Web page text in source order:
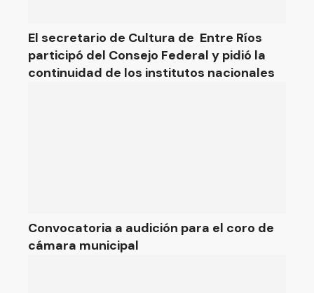
El secretario de Cultura de Entre Ríos
participó del Consejo Federal y pidió la
continuidad de los institutos nacionales
Convocatoria a audición para el coro de
cámara municipal